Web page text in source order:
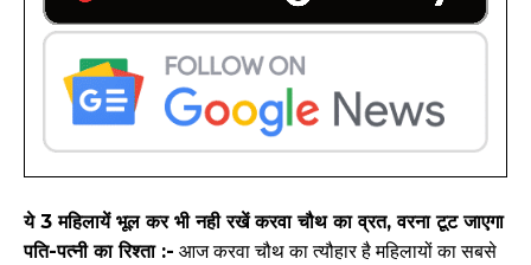
ये 3 महिलायें भूल कर भी नही रखें करवा चौथ का व्रत, वरना टूट जाएगा
पति-पत्नी का रिश्ता :- आज करवा चौथ का त्यौहार है महिलायों का सबसे